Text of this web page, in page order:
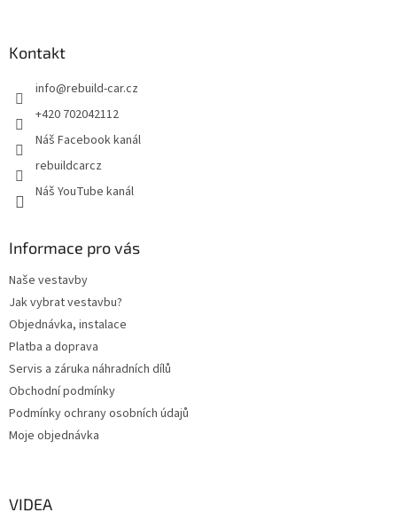
Kontakt
info@rebuild-car.cz
+420 702042112
Náš Facebook kanál
rebuildcarcz
Náš YouTube kanál
Informace pro vás
Naše vestavby
Jak vybrat vestavbu?
Objednávka, instalace
Platba a doprava
Servis a záruka náhradních dílů
Obchodní podmínky
Podmínky ochrany osobních údajů
Moje objednávka
VIDEA